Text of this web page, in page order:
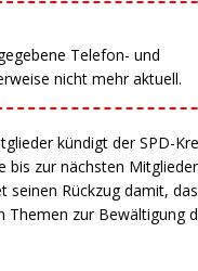
Telefon- und
nicht mehr aktuell.
kündigt der SPD-
bis zur nächsten
seinen Rückzug damit,
Themen zur Bewältigung